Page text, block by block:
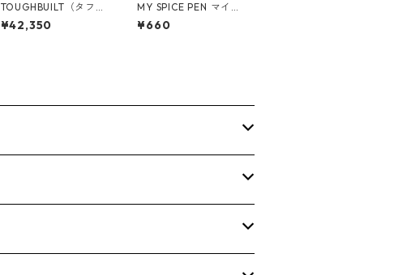
TOUGHBUILT（タフビ
ルト）STACK TECH(ス
タックテック) ハード
¥42,350
MY SPICE PEN マイス
パイスペン 携帯用 ペ
ン型調味料ケース MY-
¥660